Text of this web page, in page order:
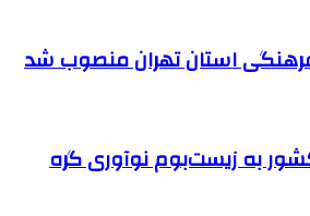
استان تهران منصوب شد
به زیست‌بوم نوآوری گره